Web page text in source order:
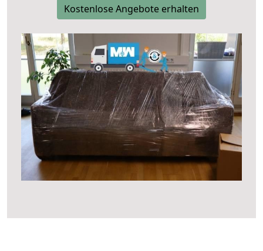
Kostenlose Angebote erhalten